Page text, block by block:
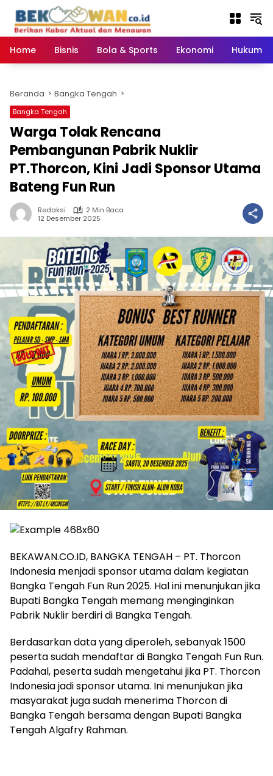
konten
Home
Bisnis Bola & Sports Ekonomi Hukum
Beranda Bangka Tengah
Bangka Tengah
‎Warga Tolak Rencana
Pembangunan Pabrik Nuklir
PT.Thorcon, Kini Jadi Sponsor Utama
Bateng Fun Run
Redaksi
2 Min Baca
12 Desember 2025
BEKAWAN.CO.ID, BANGKA TENGAH – PT. Thorcon
Indonesia menjadi sponsor utama dalam kegiatan
Bangka Tengah Fun Run 2025. Hal ini menunjukan jika
Bupati Bangka Tengah memang menginginkan
Pabrik Nuklir berdiri di Bangka Tengah.
‎Berdasarkan data yang diperoleh, sebanyak 1500
peserta sudah mendaftar di Bangka Tengah Fun Run.
Padahal, peserta sudah mengetahui jika PT. Thorcon
Indonesia jadi sponsor utama. Ini menunjukan jika
masyarakat juga sudah menerima Thorcon di
Bangka Tengah bersama dengan Bupati Bangka
Tengah Algafry Rahman.